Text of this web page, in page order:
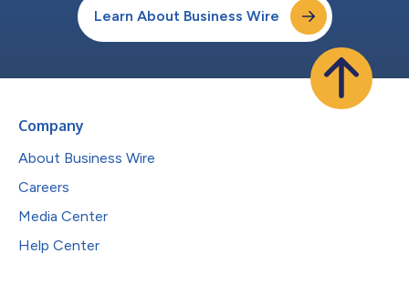
Learn About Business Wire
Company
About Business Wire
Careers
Media Center
Help Center